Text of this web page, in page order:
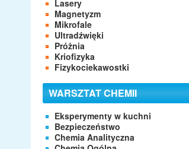
Lasery
Magnetyzm
Mikrofale
Ultradźwięki
Próżnia
Kriofizyka
Fizykociekawostki
WARSZTAT CHEMII
Eksperymenty w kuchni
Bezpieczeństwo
Chemia Analityczna